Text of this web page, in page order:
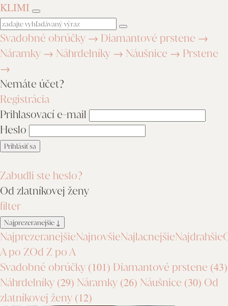
KLIMI
Svadobné obrúčky → Diamantové prstene →
Náramky → Náhrdelníky → Náušnice → Prstene
→
Nemáte účet?
Registrácia
Prihlasovací e-mail
Heslo
Zabudli ste heslo?
Od zlatníkovej ženy
filter
Najprezeranejšie ↓
NajprezeranejšieNajnovšieNajlacnejšieNajdrahšie
A po ZOd Z po A
Svadobné obrúčky (101) Diamantové prstene (43)
Náhrdelníky (29) Náramky (26) Náušnice (30) Od
zlatníkovej ženy (12)